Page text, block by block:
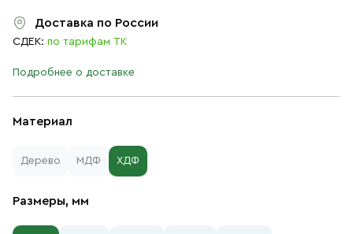
Материал
Дерево МДФ ХДФ
Размеры, мм
Доставка по России
СДЕК: по тарифам ТК
Подробнее о доставке